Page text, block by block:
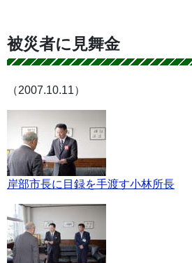
被災者に見舞金
（2007.10.11）
岸部市長に目録を手渡す小林所長